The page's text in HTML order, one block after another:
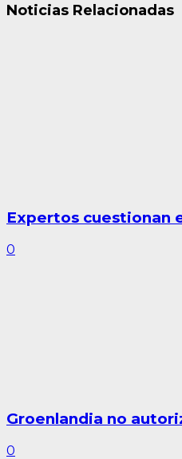
Noticias Relacionadas
Expertos cuestionan
0
Groenlandia no
0